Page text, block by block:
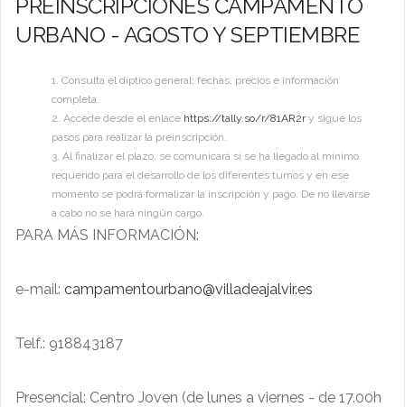
PREINSCRIPCIONES CAMPAMENTO
URBANO - AGOSTO Y SEPTIEMBRE
Consulta el díptico general: fechas, precios e información
completa.
Accede desde el enlace https://tally.so/r/81AR2ry sigue los
pasos para realizar la preinscripción.
Al finalizar el plazo, se comunicará si se ha llegado al mínimo
requerido para el desarrollo de los diferentes turnos y en ese
momento se podrá formalizar la inscripción y pago. De no llevarse
a cabo no se hará ningún cargo.
PARA MÁS INFORMACIÓN:
e-mail: campamentourbano@villadeajalvir.es
Telf.: 918843187
Presencial: Centro Joven (de lunes a viernes - de 17.00h